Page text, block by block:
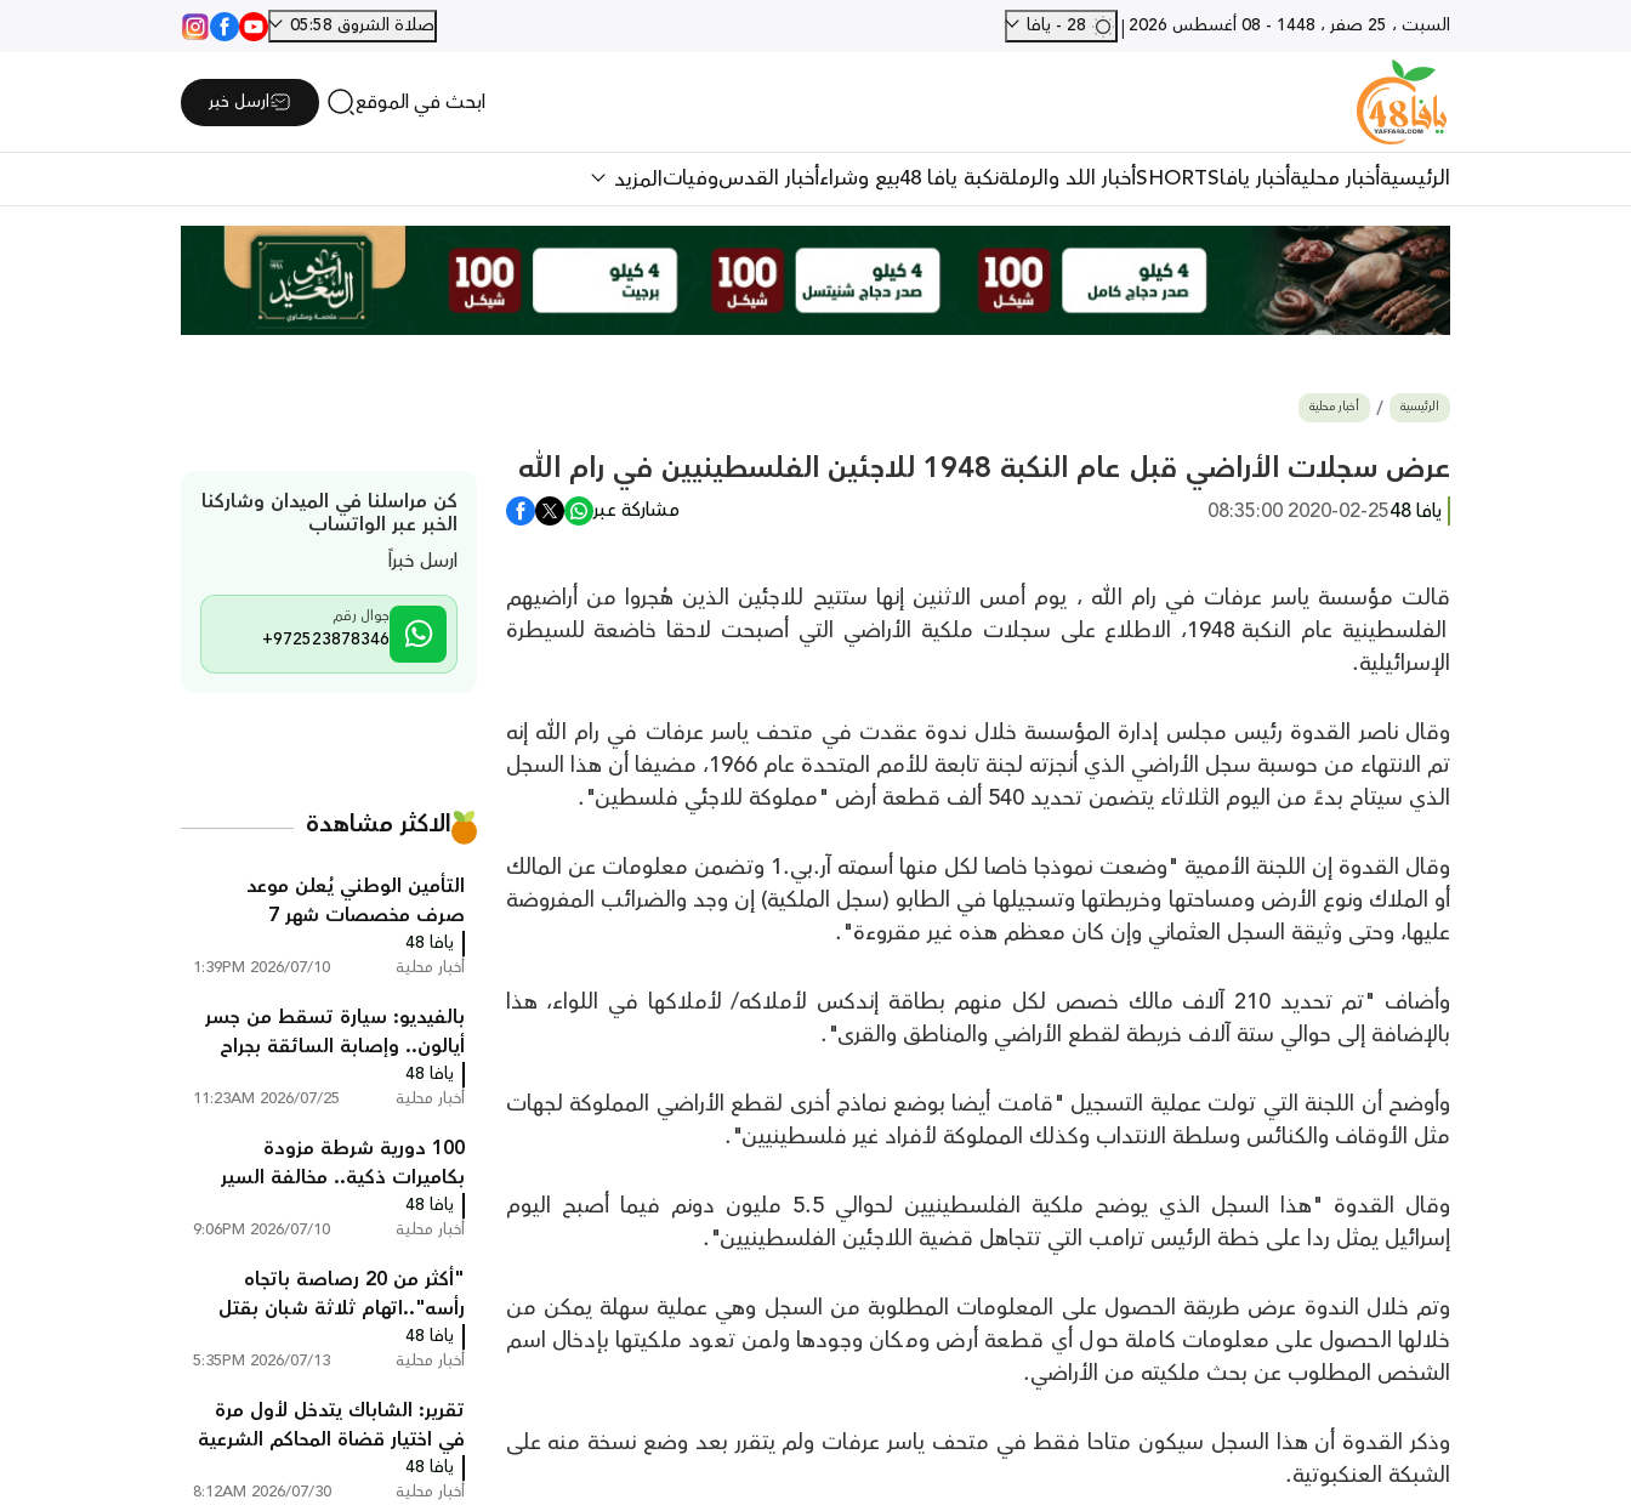
السبت ، 25 صفر ، 1448 - 08 أغسطس 2026 | صلاة الشروق 05:58
ابحث في الموقع ارسل خبر
الرئيسيةأخبار محليةأخبار يافاSHORTSأخبار اللد والرملةنكبة يافا 48 بيع وشراءأخبار القدسوفياتالمزيد
الرئيسية أخبار محلية
عرض سجلات الأراضي قبل عام النكبة 1948 للاجئين الفلسطينيين في رام الله
يافا 48 2020-02-25 08:35:00 مشاركة عبر
قالت مؤسسة ياسر عرفات في رام الله ، يوم أمس الاثنين إنها ستتيح للاجئين الذين هُجروا من أراضيهم
الفلسطينية عام النكبة 1948، الاطلاع على سجلات ملكية الأراضي التي أصبحت لاحقا خاضعة للسيطرة
الإسرائيلية.
وقال ناصر القدوة رئيس مجلس إدارة المؤسسة خلال ندوة عقدت في متحف ياسر عرفات في رام الله إنه
تم الانتهاء من حوسبة سجل الأراضي الذي أنجزته لجنة تابعة للأمم المتحدة عام 1966، مضيفا أن هذا السجل
الذي سيتاح بدءً من اليوم الثلاثاء يتضمن تحديد 540 ألف قطعة أرض "مملوكة للاجئي فلسطين".
وقال القدوة إن اللجنة الأممية "وضعت نموذجا خاصا لكل منها أسمته آر.بي.1 وتضمن معلومات عن المالك
أو الملاك ونوع الأرض ومساحتها وخريطتها وتسجيلها في الطابو (سجل الملكية) إن وجد والضرائب المفروضة
عليها، وحتى وثيقة السجل العثماني وإن كان معظم هذه غير مقروءة".
وأضاف "تم تحديد 210 آلاف مالك خصص لكل منهم بطاقة إندكس لأملاكه/ لأملاكها في اللواء، هذا
بالإضافة إلى حوالي ستة آلاف خريطة لقطع الأراضي والمناطق والقرى".
وأوضح أن اللجنة التي تولت عملية التسجيل "قامت أيضا بوضع نماذج أخرى لقطع الأراضي المملوكة لجهات
مثل الأوقاف والكنائس وسلطة الانتداب وكذلك المملوكة لأفراد غير فلسطينيين".
وقال القدوة "هذا السجل الذي يوضح ملكية الفلسطينيين لحوالي 5.5 مليون دونم فيما أصبح اليوم
إسرائيل يمثل ردا على خطة الرئيس ترامب التي تتجاهل قضية اللاجئين الفلسطينيين".
وتم خلال الندوة عرض طريقة الحصول على المعلومات المطلوبة من السجل وهي عملية سهلة يمكن من
خلالها الحصول على معلومات كاملة حول أي قطعة أرض ومكان وجودها ولمن تعود ملكيتها بإدخال اسم
الشخص المطلوب عن بحث ملكيته من الأراضي.
وذكر القدوة أن هذا السجل سيكون متاحا فقط في متحف ياسر عرفات ولم يتقرر بعد وضع نسخة منه على
الشبكة العنكبوتية.
كن مراسلنا في الميدان وشاركنا
الخبر عبر الواتساب
ارسل خبراً
جوال رقم
+972523878346
الاكثر مشاهدة
التأمين الوطني يُعلن موعد
صرف مخصصات شهر 7
يافا 48
أخبار محلية 2026/07/10 1:39PM
بالفيديو: سيارة تسقط من جسر
أيالون.. وإصابة السائقة بجراح
خطيرة
يافا 48
أخبار محلية 2026/07/25 11:23AM
100 دورية شرطة مزودة
بكاميرات ذكية.. مخالفة السير
تصلك إلى المنزل دون أن تتوقف
يافا 48
أخبار محلية 2026/07/10 9:06PM
"أكثر من 20 رصاصة باتجاه
رأسه"..اتهام ثلاثة شبان بقتل
عبد السلام ابو عصب من
شعفاط
يافا 48
أخبار محلية 2026/07/13 5:35PM
تقرير: الشاباك يتدخل لأول مرة
في اختيار قضاة المحاكم الشرعية
ويستبعد مرشحين
يافا 48
أخبار محلية 2026/07/30 8:12AM